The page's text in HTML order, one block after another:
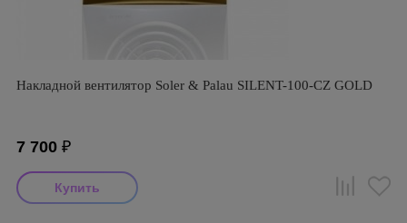
Накладной вентилятор Soler & Palau SILENT-100-CZ GOLD
7 700 ₽